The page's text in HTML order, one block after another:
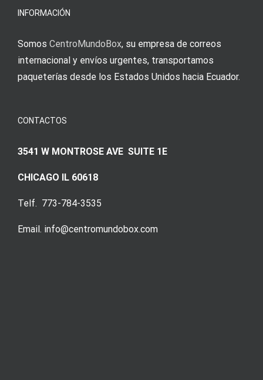
INFORMACIÓN
Somos CentroMundoBox, su empresa de correos
internacional y envíos urgentes, transportamos
paqueterías desde los Estados Unidos hacia Ecuador.
CONTACTOS
3541 W MONTROSE AVE SUITE 1E
CHICAGO IL 60618
Telf. 773-784-3535
Email. info@centromundobox.com